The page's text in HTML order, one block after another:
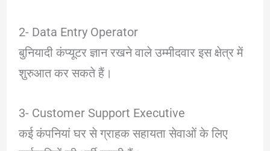
2- Data Entry Operator
बुनियादी कंप्यूटर ज्ञान रखने वाले उम्मीदवार इस क्षेत्र में
शुरुआत कर सकते हैं।
3- Customer Support Executive
कई कंपनियां घर से ग्राहक सहायता सेवाओं के लिए